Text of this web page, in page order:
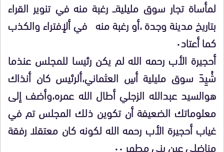
لمأساة تجار سوق مليليةـــ رغبة منه في تنوير القراء
بتاريخ مدينة وجدة ،أو رغبة منه في ألإفتراء والكذب
كما أعتاد٠
أحجيرة الأب رحمه الله لم يكن رئيسا للمجلس عنذما
شُيِدَ سوق مليلية أسِ العثماني،ألرئيس كان أنذاك
هوالسيد عبدالله الزجلي أطال الله عمره،وأضف إلى
معلوماتك الضعيفة أن تكوين ذلك المجلس تم في
غياب أحجيرة الأب رحمه الله لكونه كان معتقلا رفقة
مناضلي عين بني مطهر ٠٠